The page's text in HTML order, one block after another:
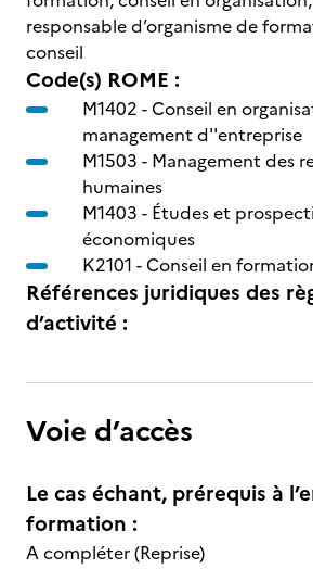
responsable d’organisme de
conseil
Code(s) ROME :
M1402 -Conseil en
management d''entreprise
M1503 - Management des
humaines
M1403 - Études et
économiques
K2101 -Conseil en
Références juridiques des
d’activité :
Voie d’accès
Le cas échant, prérequis à
formation :
A compléter (Reprise)